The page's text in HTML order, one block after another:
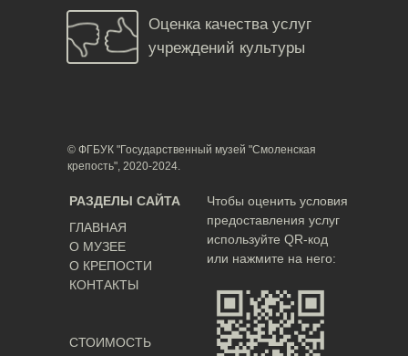
ГЛАВНАЯ
СТОИМОСТЬ
О МУЗЕЕ
О КРЕПОСТИ
КОНТАКТЫ
РАЗДЕЛЫ САЙТА
© ФГБУК "Государственный музей "Смоленская
крепость", 2020-2024.
Оценка качества услуг
учреждений культуры
Чтобы оценить условия
предоставления услуг
используйте QR-код
или нажмите на него: